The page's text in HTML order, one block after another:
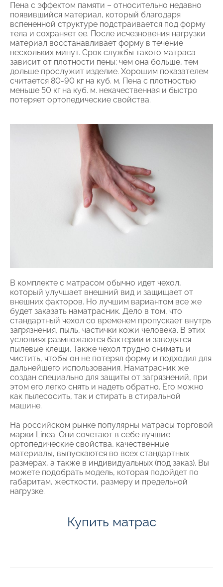
Пена с эффектом памяти – относительно недавно
появившийся материал, который благодаря
вспененной структуре подстраивается под форму
тела и сохраняет ее. После исчезновения нагрузки
материал восстанавливает форму в течение
нескольких минут. Срок службы такого матраса
зависит от плотности пены: чем она больше, тем
дольше прослужит изделие. Хорошим показателем
считается 80-90 кг на куб. м. Пена с плотностью
меньше 50 кг на куб. м. некачественная и быстро
потеряет ортопедические свойства.
В комплекте с матрасом обычно идет чехол,
который улучшает внешний вид и защищает от
внешних факторов. Но лучшим вариантом все же
будет заказать наматрасник. Дело в том, что
стандартный чехол со временем пропускает внутрь
загрязнения, пыль, частички кожи человека. В этих
условиях размножаются бактерии и заводятся
пылевые клещи. Также чехол трудно снимать и
чистить, чтобы он не потерял форму и подходил для
дальнейшего использования. Наматрасник же
создан специально для защиты от загрязнений, при
этом его легко снять и надеть обратно. Его можно
как пылесосить, так и стирать в стиральной
машине.
На российском рынке популярны матрасы торговой
марки Linea. Они сочетают в себе лучшие
ортопедические свойства, качественные
материалы, выпускаются во всех стандартных
размерах, а также в индивидуальных (под заказ). Вы
можете подобрать модель, которая подойдет по
габаритам, жесткости, размеру и предельной
нагрузке.
Купить матрас